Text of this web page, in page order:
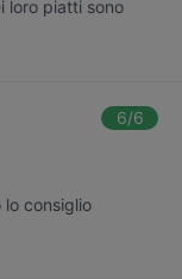
loro piatti sono
6/6
lo consiglio